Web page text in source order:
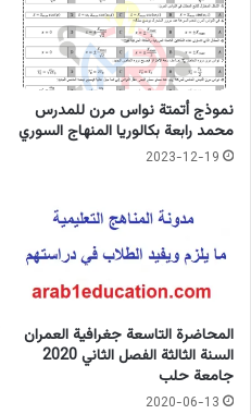
نموذج أتمتة نواس مرن للمدرس
محمد رابعة بكالوريا المنهاج السوري
2023-12-19
المحاضرة التاسعة جغرافية العمران
السنة الثالثة الفصل الثاني 2020
جامعة حلب
2020-06-13